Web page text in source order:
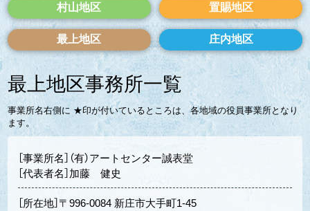
村山地区 置賜地区
最上地区 庄内地区
最上地区事務所一覧
事業所名右側に ★印が付いているところは、各地域の役員事業所となり
ます。
［事業所名］（有）アートセンター誠表堂
［代表者名］加藤 健史
［所在地］〒996-0084 新庄市大手町1-45